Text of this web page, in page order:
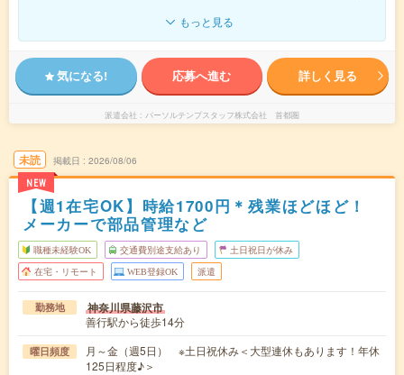
もっと見る
気になる! 応募へ進む 詳しく見る
派遣会社 パーソルテンプスタッフ株式会社 首都圏
未読
NEW
掲載日 2026/08/06
【週1在宅OK】時給1700円＊残業ほどほど！
メーカーで部品管理など
職種未経験OK 交通費別途支給あり 土日祝日が休み
在宅・リモート WEB登録OK 派遣
勤務地 神奈川県藤沢市
善行駅から徒歩14分
曜日頻度
月～金（週5日） ※土日祝休み＜大型連休もあります！年休
125日程度♪＞